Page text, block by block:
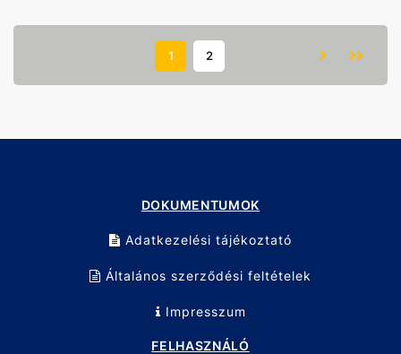
1 2
DOKUMENTUMOK
Adatkezelési tájékoztató
Általános szerződési feltételek
Impresszum
FELHASZNÁLÓ